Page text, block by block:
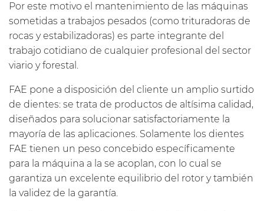
Por este motivo el mantenimiento de las máquinas
sometidas a trabajos pesados (como trituradoras de
rocas y estabilizadoras) es parte integrante del
trabajo cotidiano de cualquier profesional del sector
viario y forestal.
FAE pone a disposición del cliente un amplio surtido
de dientes: se trata de productos de altísima calidad,
diseñados para solucionar satisfactoriamente la
mayoría de las aplicaciones. Solamente los dientes
FAE tienen un peso concebido específicamente
para la máquina a la se acoplan, con lo cual se
garantiza un excelente equilibrio del rotor y también
la validez de la garantía.